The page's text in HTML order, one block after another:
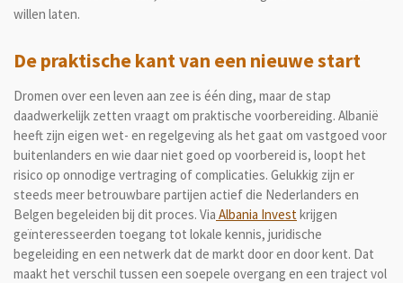
willen laten.
De praktische kant van een nieuwe start
Dromen over een leven aan zee is één ding, maar de stap
daadwerkelijk zetten vraagt om praktische voorbereiding. Albanië
heeft zijn eigen wet- en regelgeving als het gaat om vastgoed voor
buitenlanders en wie daar niet goed op voorbereid is, loopt het
risico op onnodige vertraging of complicaties. Gelukkig zijn er
steeds meer betrouwbare partijen actief die Nederlanders en
Belgen begeleiden bij dit proces. Via Albania Invest krijgen
geïnteresseerden toegang tot lokale kennis, juridische
begeleiding en een netwerk dat de markt door en door kent. Dat
maakt het verschil tussen een soepele overgang en een traject vol